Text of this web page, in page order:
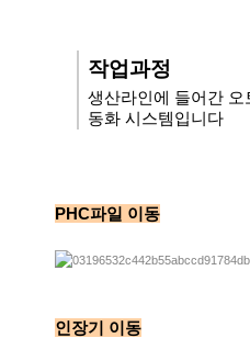
작업과정
생산라인에 들어간
동화 시스템입니다
PHC파일 이동
인장기 이동